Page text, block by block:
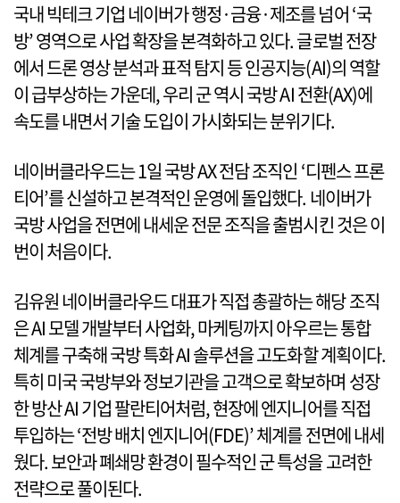
국내 빅테크 기업 네이버가 행정·금융·제조를 넘어 ‘국
방’ 영역으로 사업 확장을 본격화하고 있다. 글로벌 전장
에서 드론 영상 분석과 표적 탐지 등 인공지능(AI)의 역할
이 급부상하는 가운데, 우리 군 역시 국방 AI 전환(AX)에
속도를 내면서 기술 도입이 가시화되는 분위기다.
네이버클라우드는 1일 국방 AX 전담 조직인 ‘디펜스 프론
티어’를 신설하고 본격적인 운영에 돌입했다. 네이버가
국방 사업을 전면에 내세운 전문 조직을 출범시킨 것은 이
번이 처음이다.
김유원 네이버클라우드 대표가 직접 총괄하는 해당 조직
은 AI 모델 개발부터 사업화, 마케팅까지 아우르는 통합
체계를 구축해 국방 특화 AI 솔루션을 고도화할 계획이다.
특히 미국 국방부와 정보기관을 고객으로 확보하며 성장
한 방산 AI 기업 팔란티어처럼, 현장에 엔지니어를 직접
투입하는 ‘전방 배치 엔지니어(FDE)’ 체계를 전면에 내세
웠다. 보안과 폐쇄망 환경이 필수적인 군 특성을 고려한
전략으로 풀이된다.